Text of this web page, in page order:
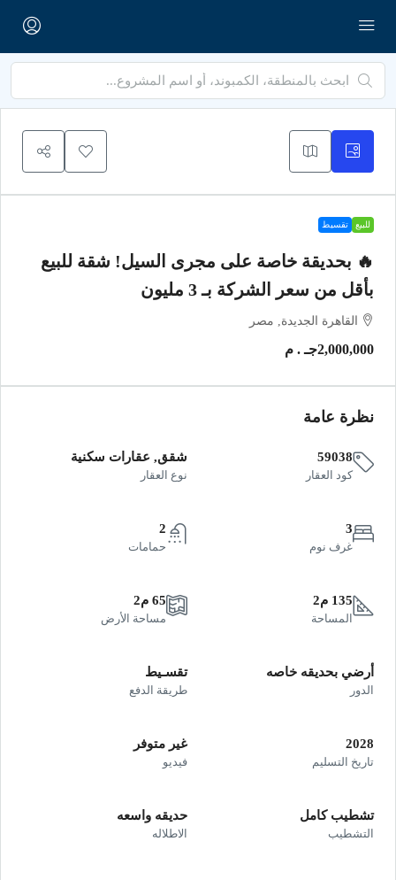
للبيع تقسيط
🔥 بحديقة خاصة على مجرى السيل! شقة للبيع
بأقل من سعر الشركة بـ 3 مليون
القاهرة الجديدة, مصر
2,000,000جـ . م
نظرة عامة
59038
كود العقار
شقق, عقارات سكنية
نوع العقار
3
غرف نوم
2
حمامات
135 م2
المساحة
65 م2
مساحة الأرض
أرضي بحديقه خاصه
الدور
تقسـيط
طريقة الدفع
2028
تاريخ التسليم
غير متوفر
فيديو
تشطيب كامل
التشطيب
حديقه واسعه
الاطلاله